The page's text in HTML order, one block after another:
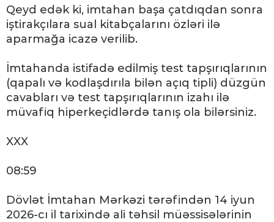
Qeyd edək ki, imtahan başa çatdıqdan sonra
iştirakçılara sual kitabçalarını özləri ilə
aparmağa icazə verilib.
İmtahanda istifadə edilmiş test tapşırıqlarının
(qapalı və kodlaşdırıla bilən açıq tipli) düzgün
cavabları və test tapşırıqlarının izahı ilə
müvafiq hiperkeçidlərdə tanış ola bilərsiniz.
XXX
08:59
Dövlət İmtahan Mərkəzi tərəfindən 14 iyun
2026-cı il tarixində ali təhsil müəssisələrinin